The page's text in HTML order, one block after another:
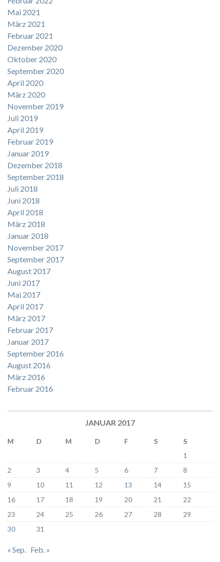
Mai 2021
März 2021
Februar 2021
Dezember 2020
Oktober 2020
September 2020
April 2020
März 2020
November 2019
Juli 2019
April 2019
Februar 2019
Januar 2019
Dezember 2018
September 2018
Juli 2018
Juni 2018
April 2018
März 2018
Januar 2018
November 2017
September 2017
August 2017
Juni 2017
Mai 2017
April 2017
März 2017
Februar 2017
Januar 2017
September 2016
August 2016
März 2016
Februar 2016
JANUAR 2017
M D M D F S
S
1
2
3 4 5 6 7
8
9
10 11 12 13 14
15
16
17 18 19 20 21
22
23
24 25 26 27 28
29
30
31
« Sep. Feb. »